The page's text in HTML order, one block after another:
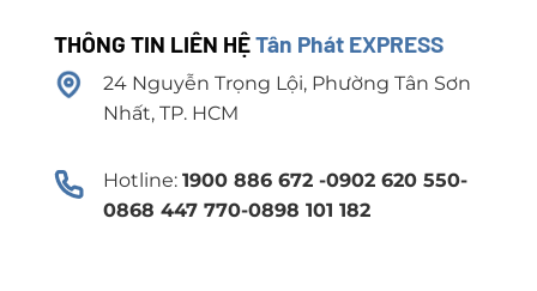
THÔNG TIN LIÊN HỆTân Phát EXPRESS
24 Nguyễn Trọng Lội, Phường Tân Sơn
Nhất, TP. HCM
Hotline: 1900 886 672 -0902 620 550-
0868 447 770-0898 101 182